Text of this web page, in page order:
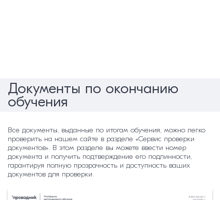
Документы по окончанию
обучения
Все документы, выданные по итогам обучения, можно легко
проверить на нашем сайте в разделе «Сервис проверки
документов». В этом разделе вы можете ввести номер
документа и получить подтверждение его подлинности,
гарантируя полную прозрачность и доступность ваших
документов для проверки.